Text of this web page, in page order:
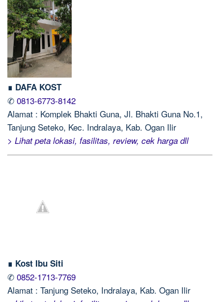
∎ DAFA KOST
✆ 0813-6773-8142
Alamat : Komplek Bhakti Guna, Jl. Bhakti Guna No.1,
Tanjung Seteko, Kec. Indralaya, Kab. Ogan Ilir
> Lihat peta lokasi, fasilitas, review, cek harga dll
∎ Kost Ibu Siti
✆ 0852-1713-7769
Alamat : Tanjung Seteko, Indralaya, Kab. Ogan Ilir